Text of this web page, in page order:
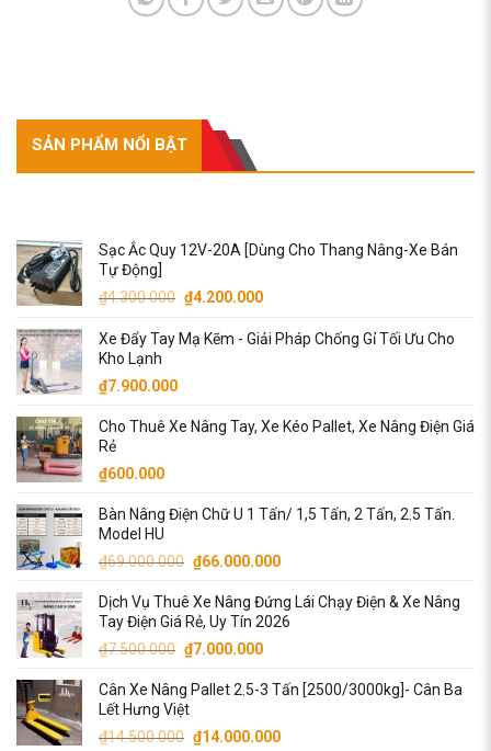
SẢN PHẨM NỔI BẬT
Sạc Ắc Quy 12V-20A [Dùng Cho Thang Nâng-Xe Bán
Tự Động]
₫4.300.000 Giá
là:
₫4.200.000Giá
tại
Xe Đẩy Tay Mạ Kẽm - Giải Pháp Chống Gỉ Tối Ưu Cho
Kho Lạnh
₫7.900.000
Cho Thuê Xe Nâng Tay, Xe Kéo Pallet, Xe Nâng Điện Giá
Rẻ
₫600.000
Bàn Nâng Điện Chữ U 1 Tấn/ 1,5 Tấn, 2 Tấn, 2.5 Tấn.
Model HU
₫69.000.000 Giá
là:
₫69.000.000.
₫66.000.000Giá
tại
là:
Dịch Vụ Thuê Xe Nâng Đứng Lái Chạy Điện & Xe Nâng
Tay Điện Giá Rẻ, Uy Tín 2026
₫7.500.000 Giá
là:
₫7.500.000.
₫7.000.000Giá
tại
₫7.000.000.
Cân Xe Nâng Pallet 2.5-3 Tấn [2500/3000kg]- Cân Ba
Lết Hưng Việt
₫14.500.000 Giá
₫14.000.000Giá